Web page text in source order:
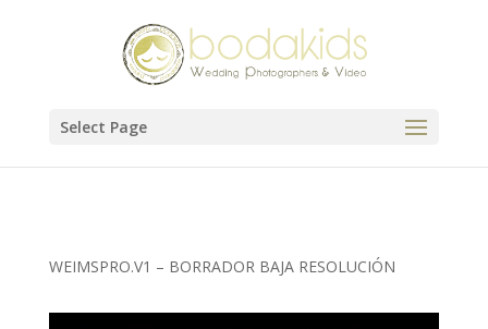
Select Page
WEIMSPRO.V1 – BORRADOR BAJA RESOLUCIÓN